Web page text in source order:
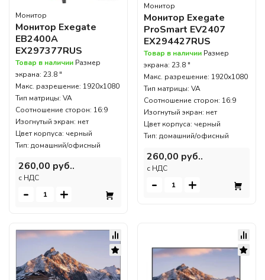
Монитор
Монитор Exegate
EB2400A
EX297377RUS
Товар в наличии Размер
экрана: 23.8 "
Макс. разрешение: 1920x1080
Тип матрицы: VA
Соотношение сторон: 16:9
Изогнутый экран: нет
Цвет корпуса: черный
Тип: домашний/офисный
260,00 руб..
c НДС
- +
Монитор
Монитор Exegate
ProSmart EV2407
EX294427RUS
Товар в наличии Размер
экрана: 23.8 "
Макс. разрешение: 1920x1080
Тип матрицы: VA
Соотношение сторон: 16:9
Изогнутый экран: нет
Цвет корпуса: черный
Тип: домашний/офисный
260,00 руб..
c НДС
- +